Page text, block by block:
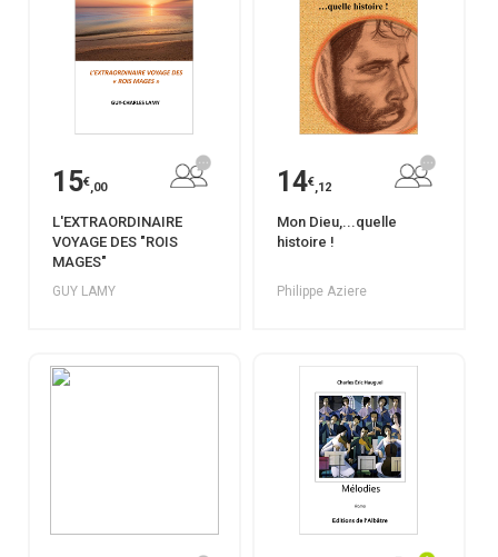
15€,00
L'EXTRAORDINAIRE
VOYAGE DES "ROIS
MAGES"
GUY LAMY
14€,12
Mon Dieu,...quelle
histoire !
Philippe Aziere